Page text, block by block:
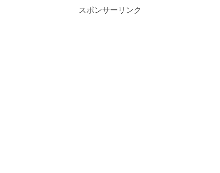
スポンサーリンク